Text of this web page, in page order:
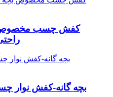
کفش چسب مخصوص
بچه گانه-کفش نوار